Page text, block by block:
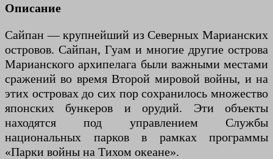
Описание
Сайпан — крупнейший из Северных Марианских
островов. Сайпан, Гуам и многие другие острова
Марианского архипелага были важными местами
сражений во время Второй мировой войны, и на
этих островах до сих пор сохранилось множество
японских бункеров и орудий. Эти объекты
находятся под управлением Службы
национальных парков в рамках программы
«Парки войны на Тихом океане».